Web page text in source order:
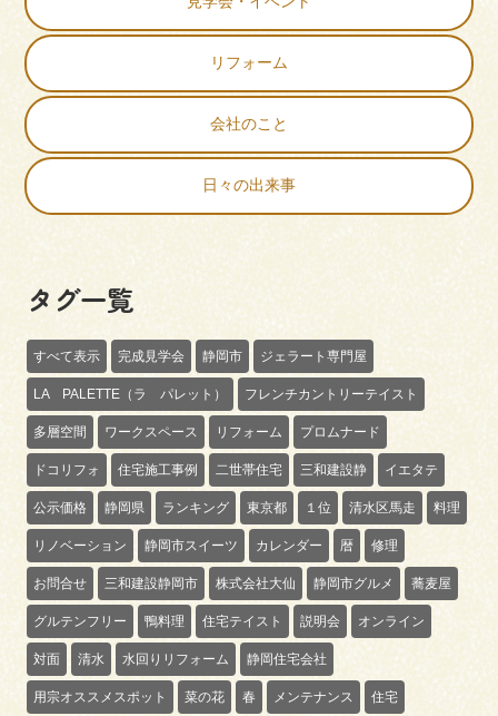
リフォーム
会社のこと
日々の出来事
タグ一覧
すべて表示 完成見学会 静岡市 ジェラート専門屋
LA PALETTE（ラ パレット） フレンチカントリーテイスト
多層空間 ワークスペース リフォーム プロムナード
ドコリフォ 住宅施工事例 二世帯住宅 三和建設静 イエタテ
公示価格 静岡県 ランキング 東京都 １位 清水区馬走 料理
リノベーション 静岡市スイーツ カレンダー 暦 修理
お問合せ 三和建設静岡市 株式会社大仙 静岡市グルメ 蕎麦屋
グルテンフリー 鴨料理 住宅テイスト 説明会 オンライン
対面 清水 水回りリフォーム 静岡住宅会社
用宗オススメスポット 菜の花 春 メンテナンス 住宅